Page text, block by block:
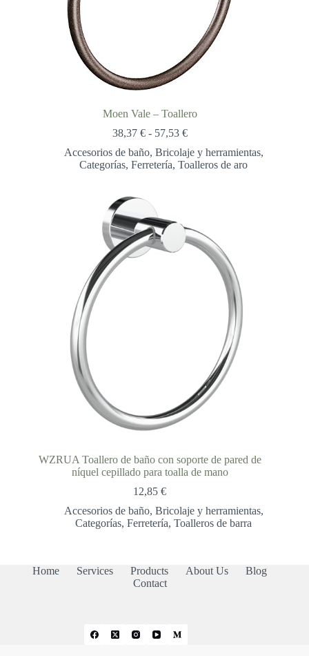
Moen Vale – Toallero
38,37 € - 57,53 €Rango
precios:
desde
Accesorios de baño, Bricolaje y herramientas,
Categorías,Ferretería,Toalleros de aro
WZRUA Toallero de baño con soporte de pared de
níquel cepillado para toalla de mano
12,85€
Accesorios de baño, Bricolaje y herramientas,
Categorías,Ferretería,Toalleros de barra
Home Services Products About Us
Blog
Contact